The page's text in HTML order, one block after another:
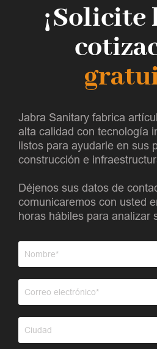
¡Solicite
Jabra Sanitary fabrica
alta calidad con tecnología
listos para ayudarle en sus
construcción e
Déjenos sus datos de
comunicaremos con usted
horas hábiles para analizar